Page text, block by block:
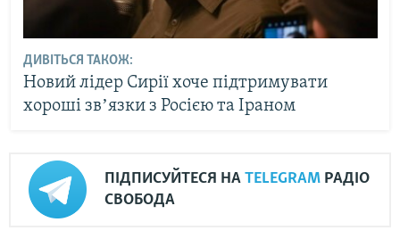
ДИВІТЬСЯ ТАКОЖ:
Новий лідер Сирії хоче підтримувати
хороші звʼязки з Росією та Іраном
ПІДПИСУЙТЕСЯ НА TELEGRAM РАДІО
СВОБОДА